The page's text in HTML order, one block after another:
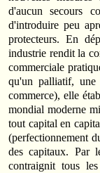
d'aucun secours
d'introduire peu
protecteurs. En
industrie rendit la
commerciale
qu'un palliatif, une
commerce), elle
mondial moderne
tout capital en
(perfectionnement
des capitaux. Par
contraignit tous